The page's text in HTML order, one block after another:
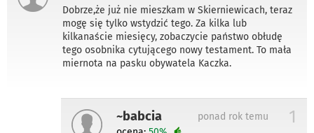
Dobrze,że już nie mieszkam w Skierniewicach, teraz
mogę się tylko wstydzić tego. Za kilka lub
kilkanaście miesięcy, zobaczycie państwo obłudę
tego osobnika cytującego nowy testament. To mała
miernota na pasku obywatela Kaczka.
~babcia 1
ponad rok temu